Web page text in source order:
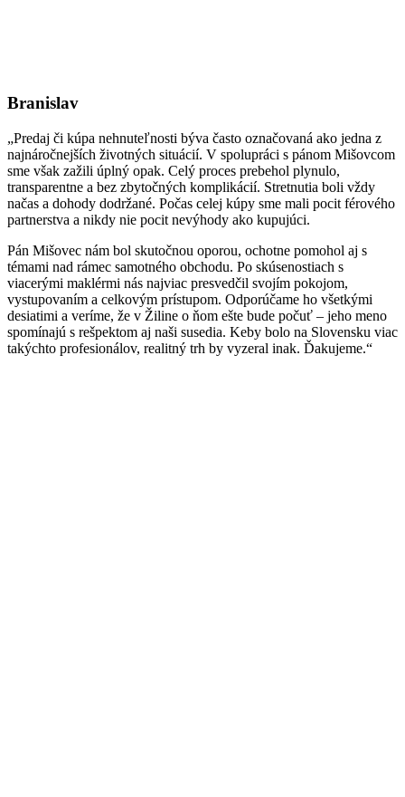
Branislav
„Predaj či kúpa nehnuteľnosti býva často označovaná ako jedna z
najnáročnejších životných situácií. V spolupráci s pánom Mišovcom
sme však zažili úplný opak. Celý proces prebehol plynulo,
transparentne a bez zbytočných komplikácií. Stretnutia boli vždy
načas a dohody dodržané. Počas celej kúpy sme mali pocit férového
partnerstva a nikdy nie pocit nevýhody ako kupujúci.
Pán Mišovec nám bol skutočnou oporou, ochotne pomohol aj s
témami nad rámec samotného obchodu. Po skúsenostiach s
viacerými maklérmi nás najviac presvedčil svojím pokojom,
vystupovaním a celkovým prístupom. Odporúčame ho všetkými
desiatimi a veríme, že v Žiline o ňom ešte bude počuť – jeho meno
spomínajú s rešpektom aj naši susedia. Keby bolo na Slovensku viac
takýchto profesionálov, realitný trh by vyzeral inak. Ďakujeme.“